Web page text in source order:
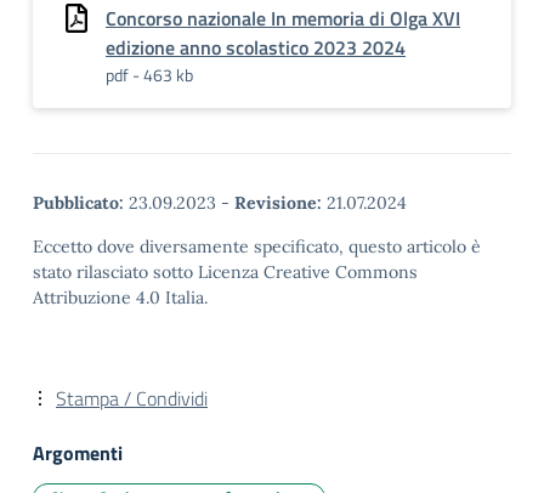
Gruppo… Concorso nazionale In memoria di Olga XVI
edizione anno scolastico 2023 2024
pdf - 463 kb
Pubblicato: 23.09.2023 - Revisione: 21.07.2024
Eccetto dove diversamente specificato, questo articolo è
stato rilasciato sotto Licenza Creative Commons
Attribuzione 4.0 Italia.
Stampa / Condividi
Argomenti